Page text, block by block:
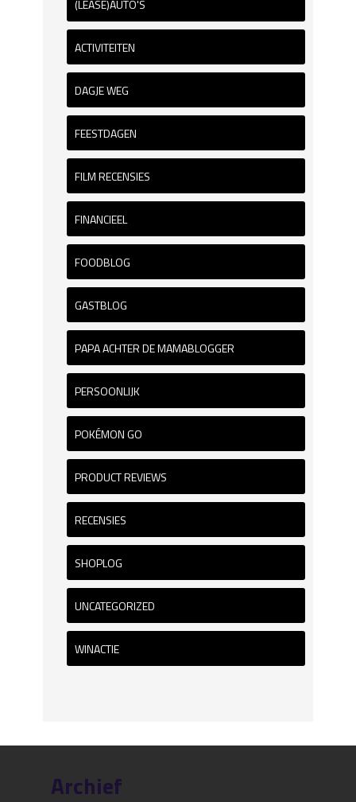
(LEASE)AUTO'S
ACTIVITEITEN
DAGJE WEG
FEESTDAGEN
FILM RECENSIES
FINANCIEEL
FOODBLOG
GASTBLOG
PAPA ACHTER DE MAMABLOGGER
PERSOONLIJK
POKÉMON GO
PRODUCT REVIEWS
RECENSIES
SHOPLOG
UNCATEGORIZED
WINACTIE
Archief